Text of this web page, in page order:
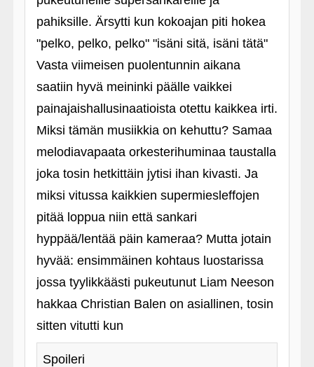
pahiksille. Ärsytti kun kokoajan piti hokea
"pelko, pelko, pelko" "isäni sitä, isäni tätä"
Vasta viimeisen puolentunnin aikana
saatiin hyvä meininki päälle vaikkei
painajaishallusinaatioista otettu kaikkea irti.
Miksi tämän musiikkia on kehuttu? Samaa
melodiavapaata orkesterihuminaa taustalla
joka tosin hetkittäin jytisi ihan kivasti. Ja
miksi vitussa kaikkien supermiesleffojen
pitää loppua niin että sankari
hyppää/lentää päin kameraa? Mutta jotain
hyvää: ensimmäinen kohtaus luostarissa
jossa tyylikkäästi pukeutunut Liam Neeson
hakkaa Christian Balen on asiallinen, tosin
sitten vitutti kun
Spoileri